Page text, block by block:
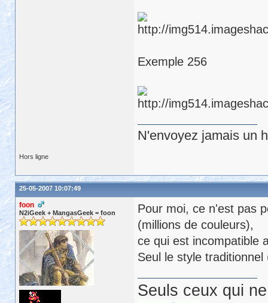
Exemple 256
N'envoyez jamais un
Hors ligne
25-05-2007 10:07:49
foon
N2iGeek + MangasGeek = foon
Pour moi, ce n'est pas
(millions de couleurs),
ce qui est incompatible
Seul le style
Seuls ceux qui